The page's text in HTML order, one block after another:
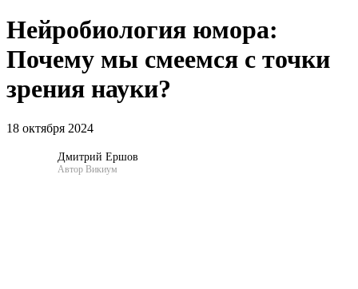
Нейробиология юмора:
Почему мы смеемся с точки
зрения науки?
18 октября 2024
Дмитрий Ершов
Автор Викиум